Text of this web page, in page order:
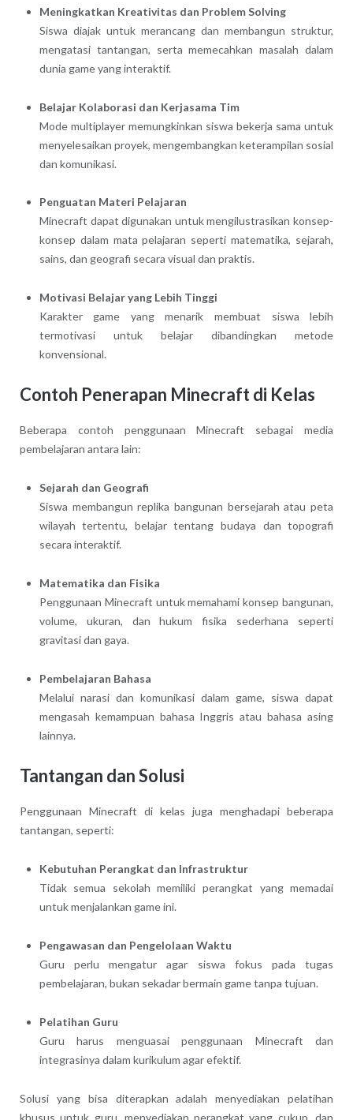
Meningkatkan Kreativitas dan Problem Solving
Siswa diajak untuk merancang dan membangun struktur,
mengatasi tantangan, serta memecahkan masalah dalam
dunia game yang interaktif.
Belajar Kolaborasi dan Kerjasama Tim
Mode multiplayer memungkinkan siswa bekerja sama untuk
menyelesaikan proyek, mengembangkan keterampilan sosial
dan komunikasi.
Penguatan Materi Pelajaran
Minecraft dapat digunakan untuk mengilustrasikan konsep-
konsep dalam mata pelajaran seperti matematika, sejarah,
sains, dan geografi secara visual dan praktis.
Motivasi Belajar yang Lebih Tinggi
Karakter game yang menarik membuat siswa lebih
termotivasi untuk belajar dibandingkan metode
konvensional.
Contoh Penerapan Minecraft di Kelas
Beberapa contoh penggunaan Minecraft sebagai media
pembelajaran antara lain:
Sejarah dan Geografi
Siswa membangun replika bangunan bersejarah atau peta
wilayah tertentu, belajar tentang budaya dan topografi
secara interaktif.
Matematika dan Fisika
Penggunaan Minecraft untuk memahami konsep bangunan,
volume, ukuran, dan hukum fisika sederhana seperti
gravitasi dan gaya.
Pembelajaran Bahasa
Melalui narasi dan komunikasi dalam game, siswa dapat
mengasah kemampuan bahasa Inggris atau bahasa asing
lainnya.
Tantangan dan Solusi
Penggunaan Minecraft di kelas juga menghadapi beberapa
tantangan, seperti:
Kebutuhan Perangkat dan Infrastruktur
Tidak semua sekolah memiliki perangkat yang memadai
untuk menjalankan game ini.
Pengawasan dan Pengelolaan Waktu
Guru perlu mengatur agar siswa fokus pada tugas
pembelajaran, bukan sekadar bermain game tanpa tujuan.
Pelatihan Guru
Guru harus menguasai penggunaan Minecraft dan
integrasinya dalam kurikulum agar efektif.
Solusi yang bisa diterapkan adalah menyediakan pelatihan
khusus untuk guru, menyediakan perangkat yang cukup, dan